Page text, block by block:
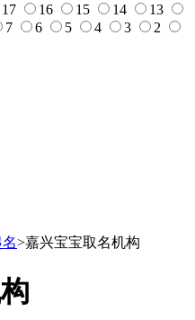
17 16 15 14
13
7 6 5 4 3
2
>嘉兴宝宝取名机构